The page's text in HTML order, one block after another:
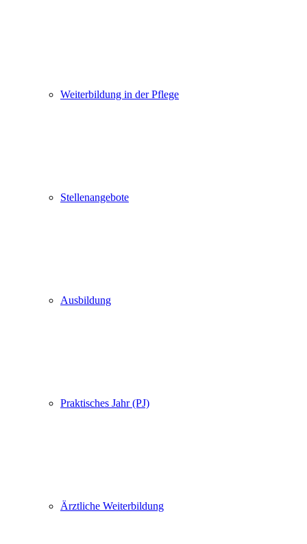
Weiterbildung in der Pflege
Stellenangebote
Ausbildung
Praktisches Jahr (PJ)
Ärztliche Weiterbildung